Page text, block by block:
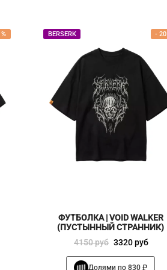
% - 20
BERSERK
ФУТБОЛКА | VOID WALKER
(ПУСТЫННЫЙ СТРАННИК)
4150руб
Первоначальная
цена
3320руб
Текущая
цена:
Долями по 830 ₽